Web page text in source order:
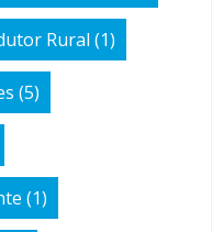
Rural (1)
(5)
(1)